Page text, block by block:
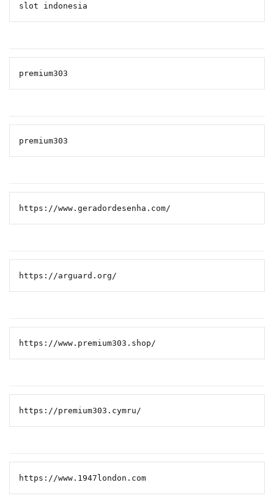
slot indonesia
premium303
premium303
https://www.geradordesenha.com/
https://arguard.org/
https://www.premium303.shop/
https://premium303.cymru/
https://www.1947london.com